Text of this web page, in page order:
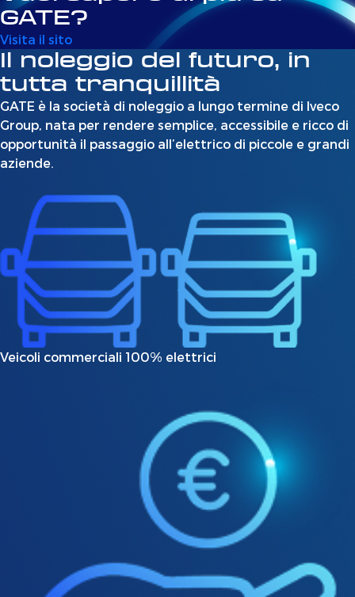
GATE?
Visita il sito
Il noleggio del futuro, in
tutta tranquillità
GATE è la società di noleggio a lungo termine di Iveco
Group, nata per rendere semplice, accessibile e ricco di
opportunità il passaggio all’elettrico di piccole e grandi
aziende.
Veicoli commerciali 100% elettrici